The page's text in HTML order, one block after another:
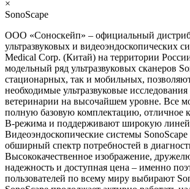
×
SonoScape
ООО «Соноскейп» – официальный
ультразвуковых и видеоэндоскопических
Medical Corp. (Китай) на территории
модельный ряд ультразвуковых сканеров
стационарных, так и мобильных,
необходимые ультразвуковые
ветеринарии на высочайшем уровне. Все
полную базовую комплектацию, отличное
В-режима и поддерживают широкую
Видеоэндоскопические системы
обширный спектр потребностей в
Высококачественное изображение,
надежность и доступная цена – именно
пользователей по всему миру выбирают